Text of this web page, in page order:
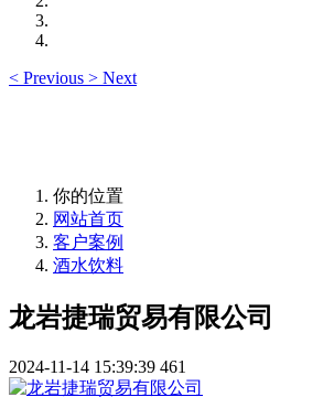
< Previous > Next
你的位置
网站首页
客户案例
酒水饮料
龙岩捷瑞贸易有限公司
2024-11-14 15:39:39 461